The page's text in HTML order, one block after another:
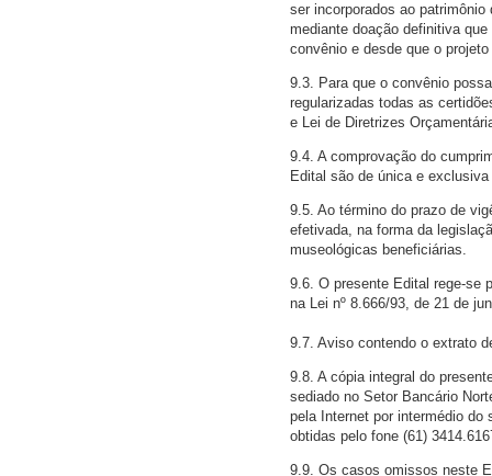
ser incorporados ao
mediante doação definitiva
convênio e desde que o
9.3. Para que o convênio
regularizadas todas as
e Lei de Diretrizes
9.4. A comprovação do
Edital são de única e
9.5. Ao término do prazo de
efetivada, na forma da
museológicas beneficiárias.
9.6. O presente Edital rege-se
na Lei nº 8.666/93, de 21 de
9.7. Aviso contendo o extrato
9.8. A cópia integral do
sediado no Setor Bancário
pela Internet por intermédio do
obtidas pelo fone (61)
9.9. Os casos omissos neste